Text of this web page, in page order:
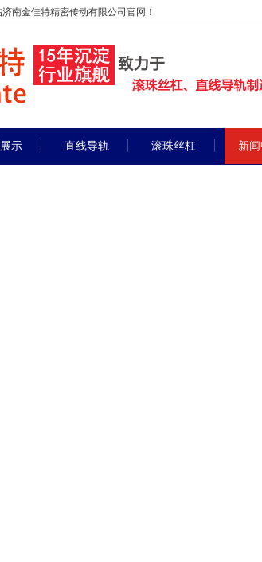
南金佳特精密传动有限公司官网！
示 直线导轨 滚珠丝杠 新